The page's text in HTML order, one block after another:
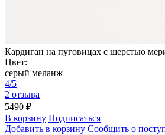
Кардиган на пуговицах с шерстью
Цвет:
серый меланж
4/5
2 отзыва
5490 ₽
В корзину Подписаться
Добавить в корзину Сообщить о